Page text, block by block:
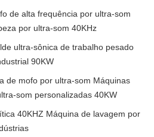
de alta frequência por ultra-som
por ultra-som 40KHz
ultra-sônica de trabalho pesado
90KW
de mofo por ultra-som Máquinas
som personalizadas 40KW
40KHZ Máquina de lavagem por